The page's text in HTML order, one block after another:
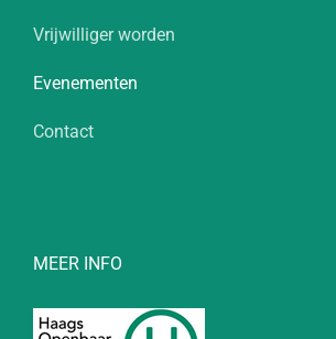
Vrijwilliger worden
Evenementen
Contact
MEER INFO